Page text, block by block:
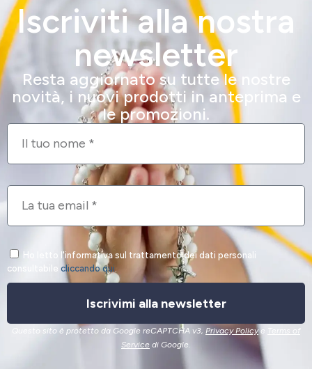
Iscriviti alla nostra
newsletter
Resta aggiornato su tutte le nostre
novità, i nuovi prodotti in anteprima e
le promozioni.
Ho letto l'informativa sul trattamento dei dati personali
consultabile cliccando qui.
Iscrivimi alla newsletter
Questo sito è protetto da Google reCAPTCHA v3, Privacy Policye Terms of
Service di Google.